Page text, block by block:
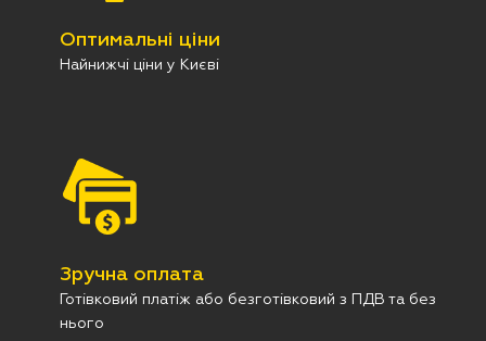
Оптимальні ціни
Найнижчі ціни у Києві
Зручна оплата
Готівковий платіж або безготівковий з ПДВ та без
нього